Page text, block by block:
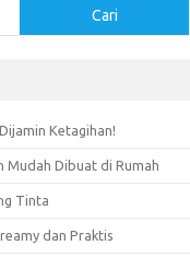
Cari
Ketagihan!
Mudah Dibuat di Rumah
Tinta
dan Praktis